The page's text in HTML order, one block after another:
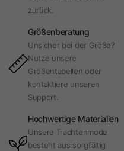
zurück.
Größenberatung
Unsicher bei der Größe?
Nutze unsere
Größentabellen oder
kontaktiere unseren
Support.
Hochwertige Materialien
Unsere Trachtenmode
besteht aus sorgfältig